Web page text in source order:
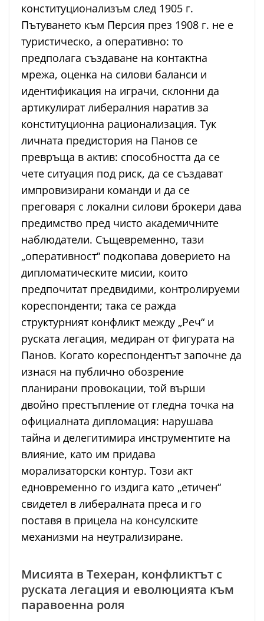
конституционализъм след 1905 г.
Пътуването към Персия през 1908 г. не е
туристическо, а оперативно: то
предполага създаване на контактна
мрежа, оценка на силови баланси и
идентификация на играчи, склонни да
артикулират либералния наратив за
конституционна рационализация. Тук
личната предистория на Панов се
превръща в актив: способността да се
чете ситуация под риск, да се създават
импровизирани команди и да се
преговаря с локални силови брокери дава
предимство пред чисто академичните
наблюдатели. Същевременно, тази
„оперативност“ подкопава доверието на
дипломатическите мисии, които
предпочитат предвидими, контролируеми
кореспонденти; така се ражда
структурният конфликт между „Реч“ и
руската легация, медиран от фигурата на
Панов. Когато кореспондентът започне да
изнася на публично обозрение
планирани провокации, той върши
двойно престъпление от гледна точка на
официалната дипломация: нарушава
тайна и делегитимира инструментите на
влияние, като им придава
морализаторски контур. Този акт
едновременно го издига като „етичен“
свидетел в либералната преса и го
поставя в прицела на консулските
механизми на неутрализиране.
Мисията в Техеран, конфликтът с
руската легация и еволюцията към
паравоенна роля